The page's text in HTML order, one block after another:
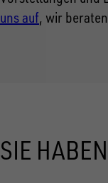
uns auf, wir
SIE